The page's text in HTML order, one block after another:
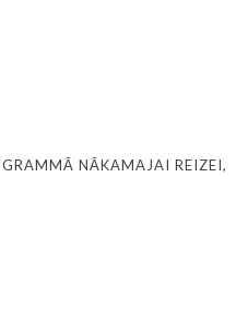
NĀKAMAJAI REIZEI,